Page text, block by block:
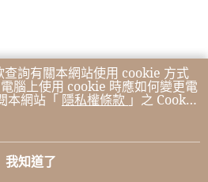
詢有關本網站使用 cookie 方式
腦上使用 cookie 時應如何變更電
本網站「 隱私權條款 」之 Cookie
表示您同意本公司得按本網站使
我知道了